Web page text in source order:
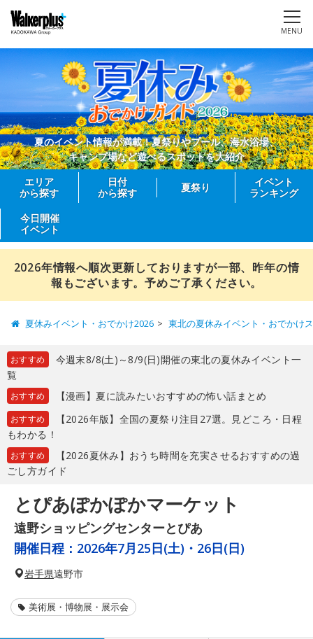
MENU
夏のイベント情報が満載！夏祭りやプール、海水浴場、
キャンプ場など遊べるスポットを大紹介
エリア
から探す
日付
から探す
夏祭り
イベント
ランキング
今日開催
イベント
2026年情報へ順次更新しておりますが一部、昨年の情
報もございます。予めご了承ください。
夏休みイベント・おでかけ2026 東北の夏休みイベント・おでかけ
おすすめ
今週末8/8(土)～8/9(日)開催の東北の夏休みイベント一
覧
おすすめ 【漫画】夏に読みたいおすすめの怖い話まとめ
おすすめ
【2026年版】全国の夏祭り注目27選。見どころ・日程
もわかる！
おすすめ
【2026夏休み】おうち時間を充実させるおすすめの過
ごし方ガイド
とぴあぽかぽかマーケット
遠野ショッピングセンターとぴあ
開催日程： 2026年7月25日(土)・26日(日)
岩手県遠野市
美術展・博物展・展示会